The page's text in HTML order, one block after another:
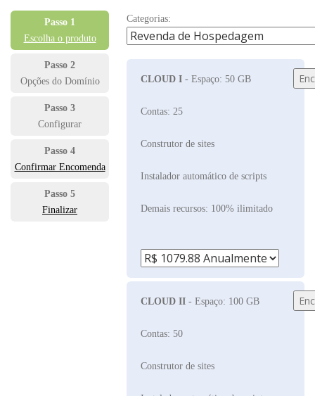
Passo 1
Escolha o produto
Passo 2
Opções do Domínio
Passo 3
Configurar
Passo 4
Confirmar Encomenda
Passo 5
Finalizar
Categorias:
CLOUD I - Espaço: 50 GB
Contas: 25
Construtor de sites
Instalador automático de scripts
Demais recursos: 100% ilimitado
CLOUD II - Espaço: 100 GB
Contas: 50
Construtor de sites